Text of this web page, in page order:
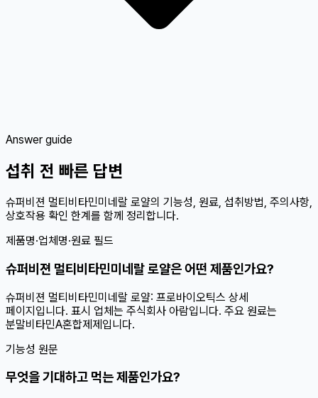
Answer guide
섭취 전 빠른 답변
슈퍼비젼 멀티비타민미네랄 로얄의 기능성, 원료, 섭취방법, 주의사항,
상호작용 확인 한계를 함께 정리합니다.
제품명·업체명·원료 필드
슈퍼비젼 멀티비타민미네랄 로얄은 어떤 제품인가요?
슈퍼비젼 멀티비타민미네랄 로얄: 프로바이오틱스 상세
페이지입니다. 표시 업체는 주식회사 아람입니다. 주요 원료는
분말비타민A혼합제제입니다.
기능성 원문
무엇을 기대하고 먹는 제품인가요?